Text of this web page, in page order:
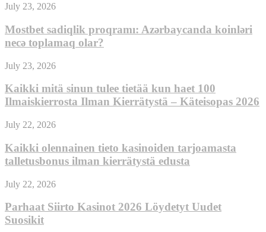
July 23, 2026
Mostbet sadiqlik proqramı: Azərbaycanda koinləri
necə toplamaq olar?
July 23, 2026
Kaikki mitä sinun tulee tietää kun haet 100
Ilmaiskierrosta Ilman Kierrätystä – Käteisopas 2026
July 22, 2026
Kaikki olennainen tieto kasinoiden tarjoamasta
talletusbonus ilman kierrätystä edusta
July 22, 2026
Parhaat Siirto Kasinot 2026 Löydetyt Uudet
Suosikit